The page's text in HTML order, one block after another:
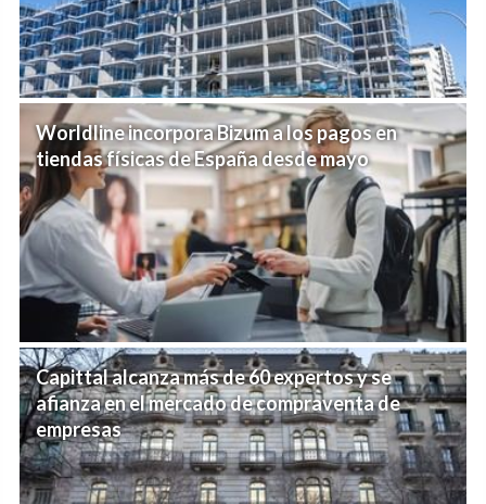
Worldline incorpora Bizum a los pagos en
tiendas físicas de España desde mayo
Capittal alcanza más de 60 expertos y se
afianza en el mercado de compraventa de
empresas